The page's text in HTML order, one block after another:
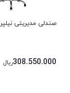
صندلی مدیریتی نیلپر OCM925i
308.550.000ریال